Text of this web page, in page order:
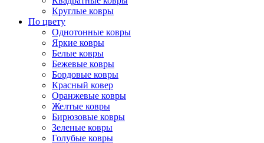
Круглые ковры
По цвету
Однотонные ковры
Яркие ковры
Белые ковры
Бежевые ковры
Бордовые ковры
Красный ковер
Оранжевые ковры
Желтые ковры
Бирюзовые ковры
Зеленые ковры
Голубые ковры